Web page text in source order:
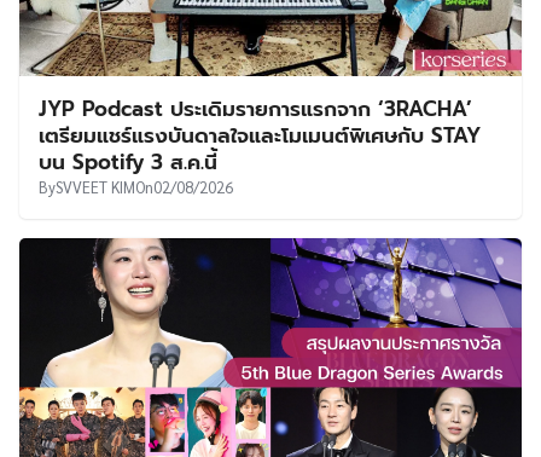
JYP Podcast ประเดิมรายการแรกจาก ‘3RACHA’
เตรียมแชร์แรงบันดาลใจและโมเมนต์พิเศษกับ STAY
บน Spotify 3 ส.ค.นี้
BySVVEET KIMOn02/08/2026